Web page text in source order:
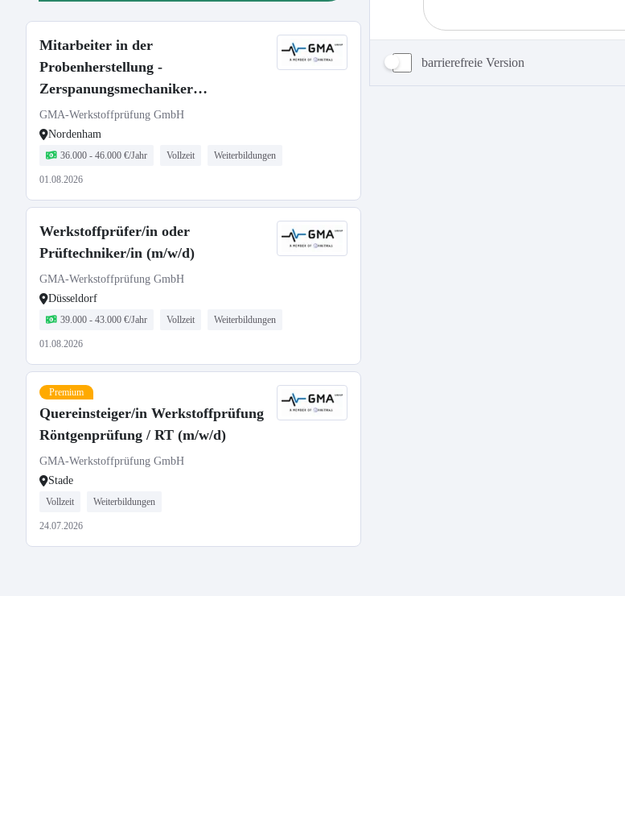
Mitarbeiter in der
Probenherstellung -
Zerspanungsmechaniker
Fachrichtung
Drehtechnik/Frästechnik (m/w/d)
GMA-Werkstoffprüfung GmbH
Nordenham
36.000 - 46.000 €/Jahr Vollzeit Weiterbildungen
01.08.2026
Werkstoffprüfer/in oder
Prüftechniker/in (m/w/d)
GMA-Werkstoffprüfung GmbH
Düsseldorf
39.000 - 43.000 €/Jahr Vollzeit Weiterbildungen
01.08.2026
Premium
Quereinsteiger/in Werkstoffprüfung
Röntgenprüfung / RT (m/w/d)
GMA-Werkstoffprüfung GmbH
Stade
Vollzeit Weiterbildungen
24.07.2026
barrierefreie Version